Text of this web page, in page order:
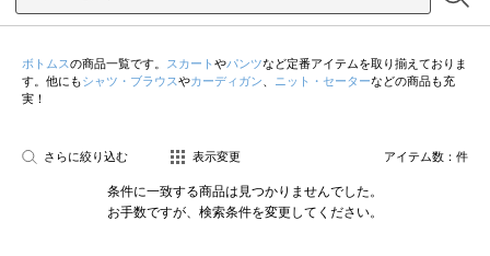
ボトムスの商品一覧です。 スカート やパンツなど定番アイテムを取り揃えておりま
す。他にもシャツ・ブラウスやカーディガン ニット・セーターなどの商品も充
実！
さらに絞り込む 表示変更 アイテム数： 件
条件に一致する商品は見つかりませんでした。
お手数ですが、検索条件を変更してください。